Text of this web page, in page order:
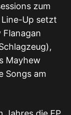
zum
Up setzt
Flanagan
Mayhew
Songs am